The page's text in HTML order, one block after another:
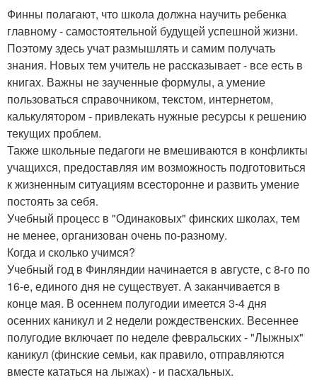
Финны полагают, что школа должна научить ребенка
главному - самостоятельной будущей успешной жизни.
Поэтому здесь учат размышлять и самим получать
знания. Новых тем учитель не рассказывает - все есть в
книгах. Важны не заученные формулы, а умение
пользоваться справочником, текстом, интернетом,
калькулятором - привлекать нужные ресурсы к решению
текущих проблем.
Также школьные педагоги не вмешиваются в конфликты
учащихся, предоставляя им возможность подготовиться
к жизненным ситуациям всесторонне и развить умение
постоять за себя.
Учебный процесс в "Одинаковых" финских школах, тем
не менее, организован очень по-разному.
Когда и сколько учимся?
Учебный год в Финляндии начинается в августе, с 8-го по
16-е, единого дня не существует. А заканчивается в
конце мая. В осеннем полугодии имеется 3-4 дня
осенних каникул и 2 недели рождественских. Весеннее
полугодие включает по неделе февральских - "Лыжных"
каникул (финские семьи, как правило, отправляются
вместе кататься на лыжах) - и пасхальных.